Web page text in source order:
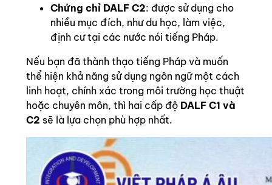
Chứng chỉ DALF C2: được sử dụng cho
nhiều mục đích, như du học, làm việc,
định cư tại các nước nói tiếng Pháp.
Nếu bạn đã thành thạo tiếng Pháp và muốn
thể hiện khả năng sử dụng ngôn ngữ một cách
linh hoạt, chính xác trong môi trường học thuật
hoặc chuyên môn, thì hai cấp độ DALF C1 và
C2 sẽ là lựa chọn phù hợp nhất.